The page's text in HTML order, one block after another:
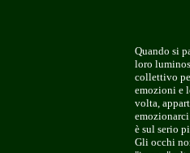
Quando si
loro
collettivo
emozioni e
volta,
è sul serio
Gli occhi